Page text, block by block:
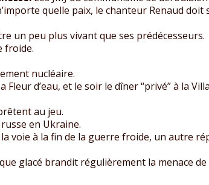
quelle paix, le chanteur Renaud doit
un peu plus vivant que ses prédécesseurs.
froide.
nucléaire.
d’eau, et le soir le dîner “privé” à la Villa
au jeu.
en Ukraine.
voie à la fin de la guerre froide, un autre
glacé brandit régulièrement la menace de